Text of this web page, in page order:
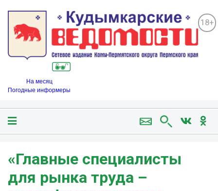
18+
На месяц
Погодные информеры
«Главные специалисты
для рынка труда –